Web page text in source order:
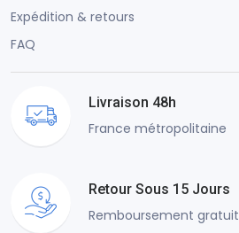
Expédition & retours
FAQ
Livraison 48h
France métropolitaine
Retour Sous 15 Jours
Remboursement gratuit